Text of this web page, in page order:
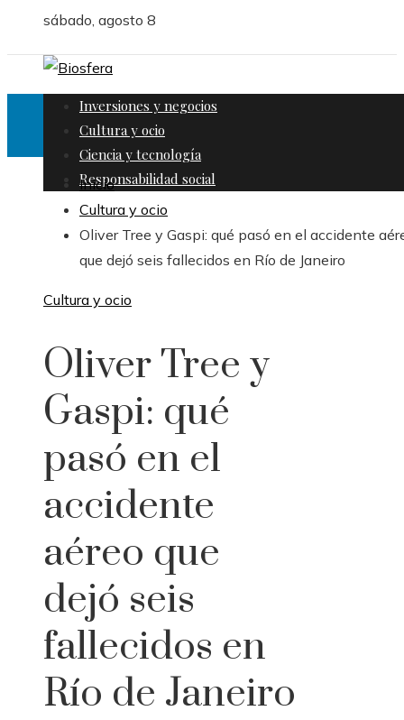
sábado, agosto 8
Inversiones y negocios
Cultura y ocio
Ciencia y tecnología
Responsabilidad social
Inicio
Cultura y ocio
Oliver Tree y Gaspi: qué pasó en el accidente
que dejó seis fallecidos en Río de Janeiro
Cultura y ocio
Oliver Tree y
Gaspi: qué
pasó en el
accidente
aéreo que
dejó seis
fallecidos en
Río de Janeiro